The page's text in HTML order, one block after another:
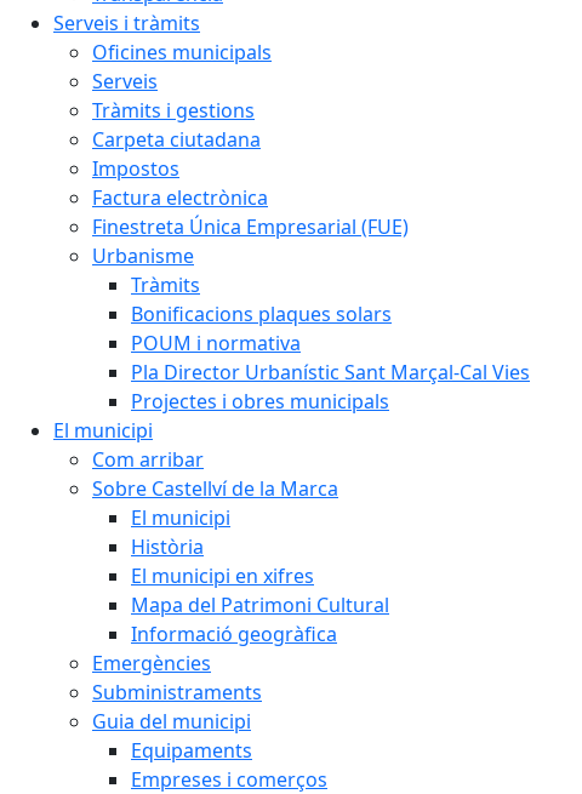
Serveis i tràmits
Oficines municipals
Serveis
Tràmits i gestions
Carpeta ciutadana
Impostos
Factura electrònica
Finestreta Única Empresarial (FUE)
Urbanisme
Tràmits
Bonificacions plaques solars
POUM i normativa
Pla Director Urbanístic Sant Marçal-Cal Vies
Projectes i obres municipals
El municipi
Com arribar
Sobre Castellví de la Marca
El municipi
Història
El municipi en xifres
Mapa del Patrimoni Cultural
Informació geogràfica
Emergències
Subministraments
Guia del municipi
Equipaments
Empreses i comerços